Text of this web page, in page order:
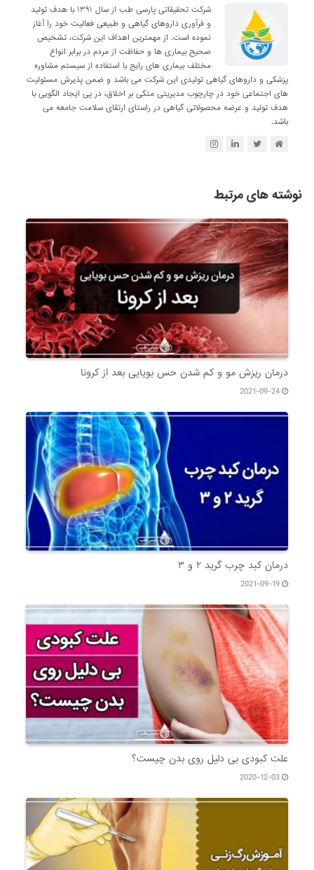
شرکت تحقیقاتی پارسی طب از سال ۱۳۹۱ با هدف تولید
و فرآوری داروهای گیاهی و طبیعی فعالیت خود را آغاز
نموده است. از مهمترین اهداف این شرکت، تشخیص
صحیح بیماری ها و حفاظت از مردم در برابر انواع
مختلف بیماری های رایج با استفاده از سیستم مشاوره
پزشکی و داروهای گیاهی تولیدی این شرکت می باشد و ضمن پذیرش مسئولیت
های اجتماعی خود در چارچوب مدیریتی متکی بر اخلاق، در پی ایجاد الگویی با
هدف تولید و عرضه محصولاتی گیاهی در راستای ارتقای سلامت جامعه می
باشد.
نوشته های مرتبط
درمان ریزش مو و کم شدن حس بویایی بعد از کرونا
2021-09-24
درمان کبد چرب گرید ۲ و ۳
2021-09-19
علت کبودی بی دلیل روی بدن چیست؟
2020-12-03